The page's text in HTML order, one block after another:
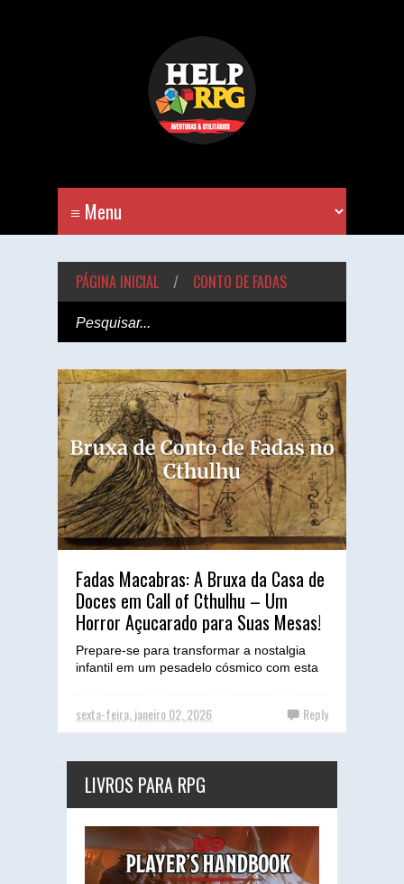
PÁGINA INICIAL / CONTO DE FADAS
Fadas Macabras: A Bruxa da Casa de
Doces em Call of Cthulhu – Um
Horror Açucarado para Suas Mesas!
Prepare-se para transformar a nostalgia
infantil em um pesadelo cósmico com esta
sexta-feira, janeiro 02, 2026 Reply
LIVROS PARA RPG